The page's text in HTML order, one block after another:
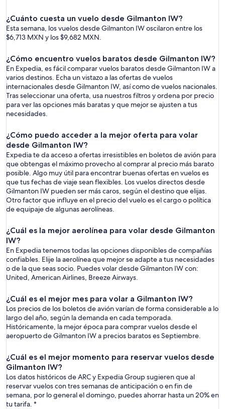
¿Cuánto cuesta un vuelo desde Gilmanton IW?
Esta semana, los vuelos desde Gilmanton IW oscilaron entre los
$6,713 MXN y los $9,682 MXN.
¿Cómo encuentro vuelos baratos desde Gilmanton IW?
En Expedia, es fácil comparar vuelos baratos desde Gilmanton IW a
varios destinos. Echa un vistazo a las ofertas de vuelos
internacionales desde Gilmanton IW, así como de vuelos nacionales.
Tras seleccionar una oferta, usa nuestros filtros y ordena por precio
para ver las opciones más baratas y que mejor se ajusten a tus
necesidades.
¿Cómo puedo acceder a la mejor oferta para volar
desde Gilmanton IW?
Expedia te da acceso a ofertas irresistibles en boletos de avión para
que obtengas el máximo provecho al comprar al precio más barato
posible. Algo muy útil para encontrar buenas ofertas en vuelos es
que tus fechas de viaje sean flexibles. Los vuelos directos desde
Gilmanton IW pueden ser más caros, según el destino que elijas.
Otro factor que influye en el precio del vuelo es el cargo o política
de equipaje de algunas aerolíneas.
¿Cuál es la mejor aerolínea para volar desde Gilmanton
IW?
En Expedia tenemos todas las opciones disponibles de compañías
confiables. Elije la aerolínea que mejor se adapte a tus necesidades
o de la que seas socio. Puedes volar desde Gilmanton IW con:
United, American Airlines, Breeze Airways.
¿Cuál es el mejor mes para volar a Gilmanton IW?
Los precios de los boletos de avión varían de forma considerable a lo
largo del año, según la demanda en cada temporada.
Históricamente, la mejor época para comprar vuelos desde el
aeropuerto de Gilmanton IW a precios baratos es Septiembre.
¿Cuál es el mejor momento para reservar vuelos desde
Gilmanton IW?
Los datos históricos de ARC y Expedia Group sugieren que al
reservar vuelos con tres semanas de anticipación o en fin de
semana, por lo general el domingo, puedes ahorrar hasta un 20% en
tu tarifa. *